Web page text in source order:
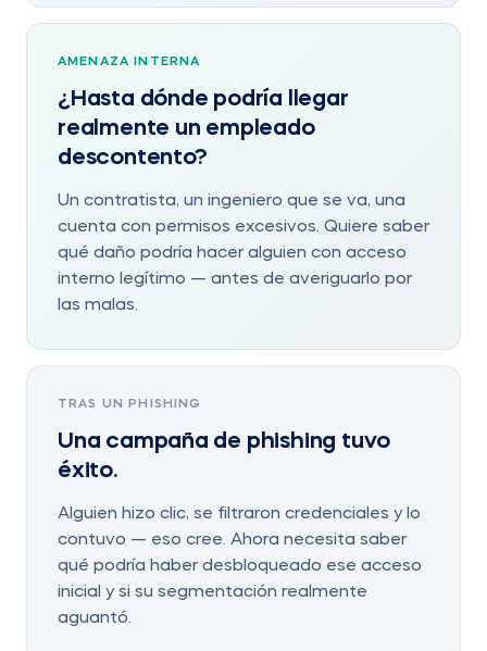
AMENAZA INTERNA
¿Hasta dónde podría llegar
realmente un empleado
descontento?
Un contratista, un ingeniero que se va, una
cuenta con permisos excesivos. Quiere saber
qué daño podría hacer alguien con acceso
interno legítimo — antes de averiguarlo por
las malas.
TRAS UN PHISHING
Una campaña de phishing tuvo
éxito.
Alguien hizo clic, se filtraron credenciales y lo
contuvo — eso cree. Ahora necesita saber
qué podría haber desbloqueado ese acceso
inicial y si su segmentación realmente
aguantó.